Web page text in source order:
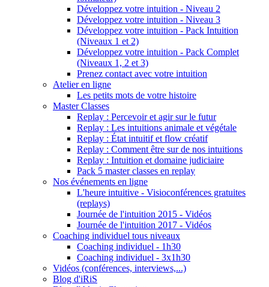
Développez votre intuition - Niveau 2
Développez votre intuition - Niveau 3
Développez votre intuition - Pack Intuition
(Niveaux 1 et 2)
Développez votre intuition - Pack Complet
(Niveaux 1, 2 et 3)
Prenez contact avec votre intuition
Atelier en ligne
Les petits mots de votre histoire
Master Classes
Replay : Percevoir et agir sur le futur
Replay : Les intuitions animale et végétale
Replay : État intuitif et flow créatif
Replay : Comment être sur de nos intuitions
Replay : Intuition et domaine judiciaire
Pack 5 master classes en replay
Nos événements en ligne
L'heure intuitive - Visioconférences gratuites
(replays)
Journée de l'intuition 2015 - Vidéos
Journée de l'intuition 2017 - Vidéos
Coaching individuel tous niveaux
Coaching individuel - 1h30
Coaching individuel - 3x1h30
Vidéos (conférences, interviews,...)
Blog d'iRiS